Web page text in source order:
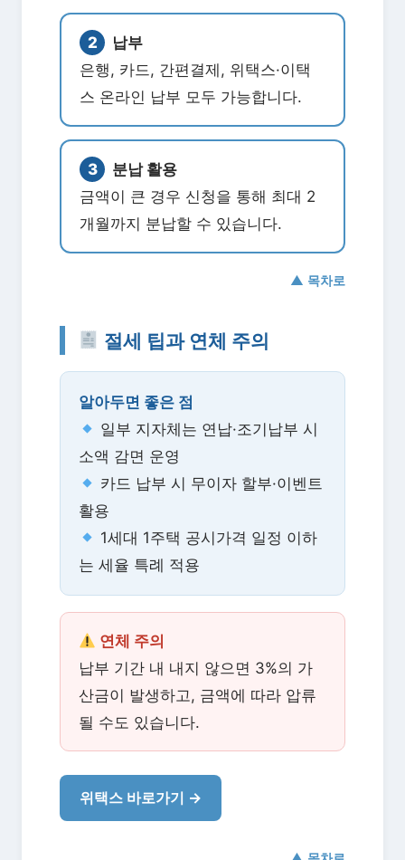
2
납부
은행, 카드, 간편결제, 위택스·이택
스 온라인 납부 모두 가능합니다.
3
분납 활용
금액이 큰 경우 신청을 통해 최대 2
개월까지 분납할 수 있습니다.
▲ 목차로
절세 팁과 연체 주의
알아두면 좋은 점
일부 지자체는 연납·조기납부 시
소액 감면 운영
카드 납부 시 무이자 할부·이벤트
활용
1세대 1주택 공시가격 일정 이하
는 세율 특례 적용
연체 주의
납부 기간 내 내지 않으면 3%의 가
산금이 발생하고, 금액에 따라 압류
될 수도 있습니다.
위택스 바로가기 →